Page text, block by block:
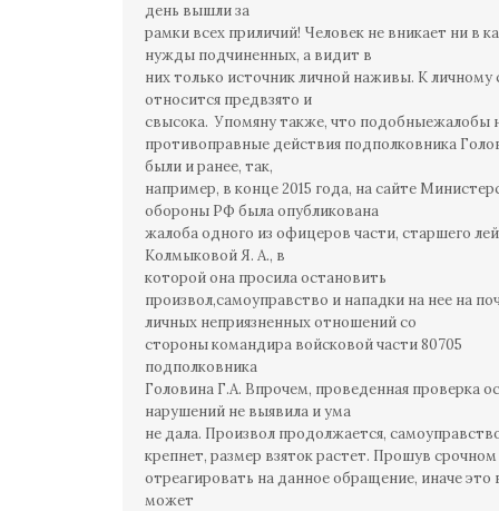
день вышли за
рамки всех приличий! Человек не вникает ни в
нужды подчиненных, а видит в
них только источник личной наживы. К личному
относится предвзято и
свысока. Упомяну также, что подобныежалобы
противоправные действия подполковника
были и ранее, так,
например, в конце 2015 года, на сайте
обороны РФ была опубликована
жалоба одного из офицеров части, старшего
Колмыковой Я. А., в
которой она просила остановить
произвол,самоуправство и нападки на нее на
личных неприязненных отношений со
стороны командира войсковой части 80705
подполковника
Головина Г.А. Впрочем, проведенная проверка
нарушений не выявила и ума
не дала. Произвол продолжается,
крепнет, размер взяток растет. Прошув
отреагировать на данное обращение, иначе это
может